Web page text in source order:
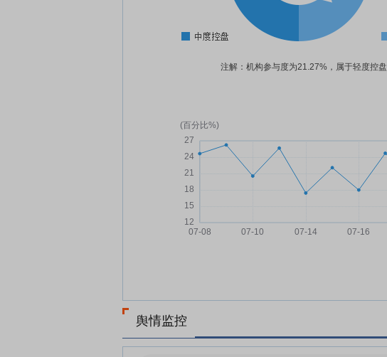
注解：机构参与度为21.27%，属于轻度控盘
舆情监控